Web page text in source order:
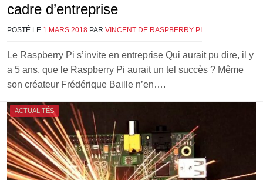
cadre d’entreprise
POSTÉ LE 1 MARS 2018 PAR VINCENT DE RASPBERRY PI
Le Raspberry Pi s’invite en entreprise Qui aurait pu dire, il y
a 5 ans, que le Raspberry Pi aurait un tel succès ? Même
son créateur Frédérique Baille n’en….
ACTUALITÉS